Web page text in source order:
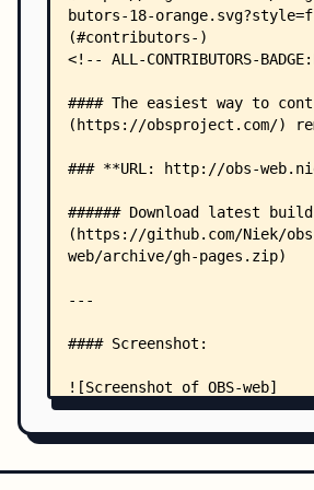
    │   ├── manifest.json
    │   └── service-worker.js
    └── .github/
        ├── FUNDING.yml
        └── workflows/
            └── pages.yml